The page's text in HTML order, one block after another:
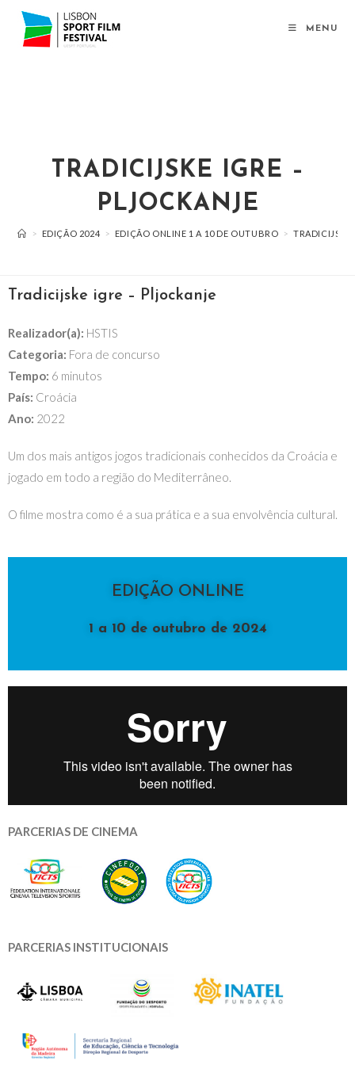
MENU
TRADICIJSKE IGRE –
PLJOCKANJE
> EDIÇÃO 2024 > EDIÇÃO ONLINE 1 A 10 DE OUTUBRO > TRADICIJSKE
Tradicijske igre – Pljockanje
Realizador(a): HSTIS
Categoria: Fora de concurso
Tempo: 6 minutos
País: Croácia
Ano: 2022
Um dos mais antigos jogos tradicionais conhecidos da Croácia e
jogado em todo a região do Mediterrâneo.
O filme mostra como é a sua prática e a sua envolvência cultural.
EDIÇÃO ONLINE
1 a 10 de outubro de 2024
PARCERIAS DE CINEMA
PARCERIAS INSTITUCIONAIS